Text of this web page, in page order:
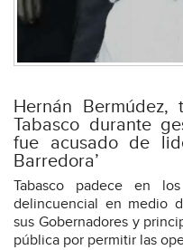
Hernán
Tabasco durante
fue acusado de
Barredora’
Tabasco padece en
delincuencial en medio
sus Gobernadores y
pública por permitir las